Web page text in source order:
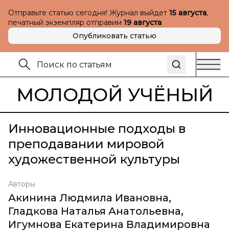
Отправьте статью сегодня! Журнал выйдет 15 августа,
печатный экземпляр отправим 19 августа
Опубликовать статью
МОЛОДОЙ УЧЁНЫЙ
Инновационные подходы в
преподавании мировой
художественной культуры
Авторы
Акинина Людмила Ивановна,
Гладкова Наталья Анатольевна,
Игумнова Екатерина Владимировна